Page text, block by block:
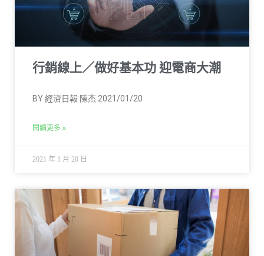
行銷線上／做好基本功 迎電商大潮
BY 經濟日報 陳杰 2021/01/20
閱讀更多 »
2021 年 1 月 20 日